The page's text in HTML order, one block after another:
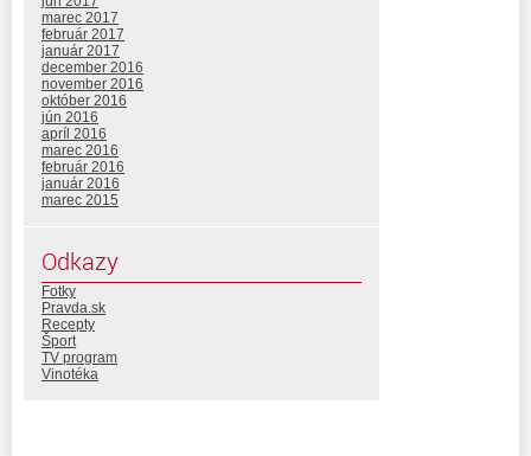
marec 2017
február 2017
január 2017
december 2016
november 2016
október 2016
jún 2016
apríl 2016
marec 2016
február 2016
január 2016
marec 2015
Odkazy
Fotky
Pravda.sk
Recepty
Šport
TV program
Vinotéka